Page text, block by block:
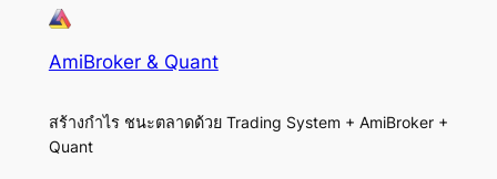
AmiBroker & Quant
สร้างกำไร ชนะตลาดด้วย Trading System + AmiBroker +
Quant